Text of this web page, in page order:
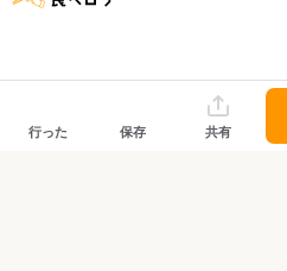
行った 保存 共有